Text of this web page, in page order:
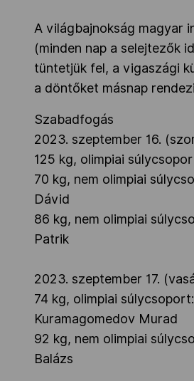
A világbajnokság magyar
(minden nap a selejtezők
tüntetjük fel, a vigaszági
a döntőket másnap
Szabadfogás
2023. szeptember 16.
125 kg, olimpiai
70 kg, nem olimpiai
Dávid
86 kg, nem olimpiai
Patrik
2023. szeptember 17.
74 kg, olimpiai súlycsoport:
Kuramagomedov Murad
92 kg, nem olimpiai
Balázs